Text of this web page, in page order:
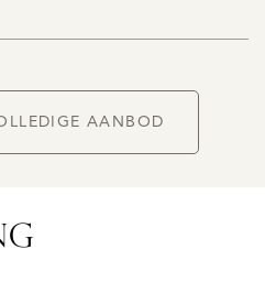
AANBOD